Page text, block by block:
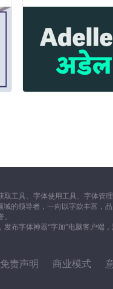
取工具、字体使用工具、字体管
域的领导者，一向以字款丰富，
布字体神器“字加”电脑客户端
免责声明 商业模式